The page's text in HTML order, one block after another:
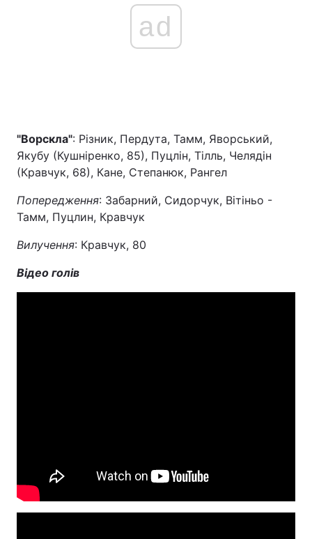
ad
"Ворскла": Різник, Пердута, Тамм, Яворський,
Якубу (Кушніренко, 85), Пуцлін, Тілль, Челядін
(Кравчук, 68), Кане, Степанюк, Рангел
Попередження: Забарний, Сидорчук, Вітіньо -
Тамм, Пуцлин, Кравчук
Вилучення: Кравчук, 80
Відео голів